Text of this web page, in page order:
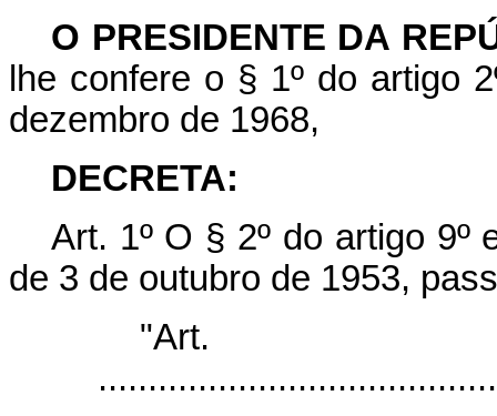
O PRESIDENTE DA
lhe confere o § 1º do artigo
dezembro de 1968,
DECRETA:
Art. 1º O § 2º do artigo 9º
de 3 de outubro de 1953,